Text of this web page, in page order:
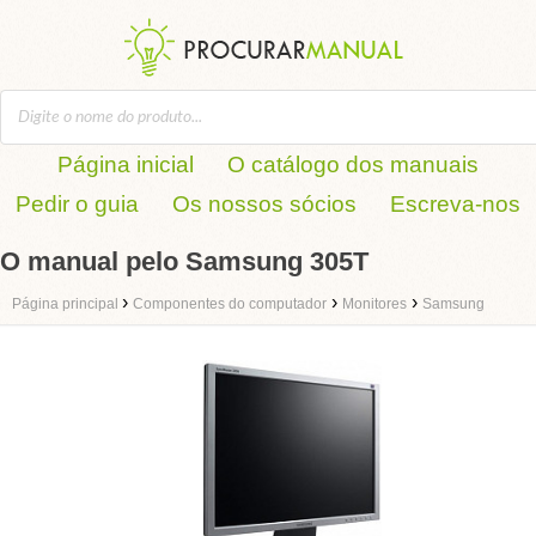
Página inicial
O catálogo dos manuais
Pedir o guia
Os nossos sócios Escreva-nos
O manual pelo Samsung 305T
Página principal › Componentes do computador › Monitores › Samsung